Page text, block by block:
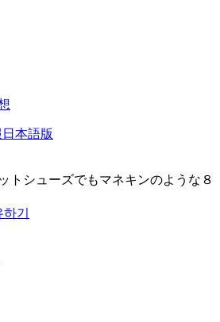
日本語版
トシューズでもマネキンのような８
기